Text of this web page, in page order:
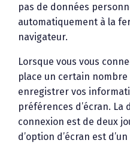
pas de données
automatiquement à la
navigateur.
Lorsque vous vous
place un certain
enregistrer vos
préférences d’écran. La
connexion est de deux
d’option d’écran est